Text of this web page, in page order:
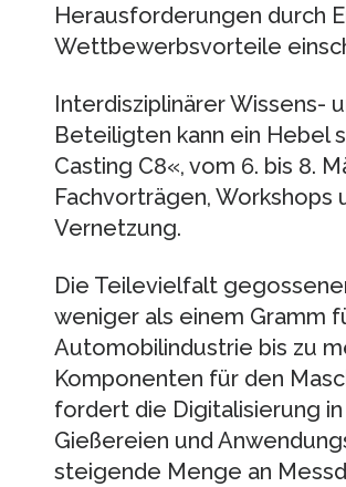
Herausforderungen durch
Wettbewerbsvorteile
Interdisziplinärer Wissens-
Beteiligten kann ein Hebel
Casting C8«, vom 6. bis 8.
Fachvorträgen,
Vernetzung.
Die Teilevielfalt
weniger als einem Gramm
Automobilindustrie bis zu
Komponenten für den
fordert die Digitalisierung
Gießereien und
steigende Menge an